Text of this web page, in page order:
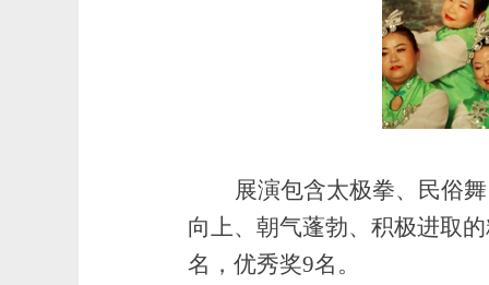
展演包含太极拳、民俗
向上、朝气蓬勃、积极进取
名，优秀奖9名。